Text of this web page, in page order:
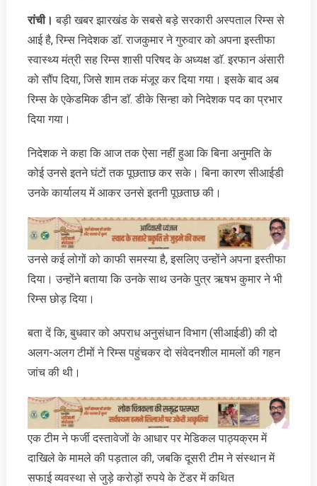
रांची। बड़ी खबर झारखंड के सबसे बड़े सरकारी अस्पताल रिम्स से
आई है, रिम्स निदेशक डाॅ. राजकुमार ने गुरुवार को अपना इस्तीफा
स्वास्थ्य मंत्री सह रिम्स शासी परिषद के अध्यक्ष डाॅ. इरफान अंसारी
को सौंप दिया, जिसे शाम तक मंजूर कर दिया गया। इसके बाद अब
रिम्स के एकेडमिक डीन डाॅ. डीके सिन्हा को निदेशक पद का प्रभार
दिया गया।
निदेशक ने कहा कि आज तक ऐसा नहीं हुआ कि बिना अनुमति के
कोई उनसे इतने घंटों तक पूछताछ कर सके। बिना कारण सीआईडी
उनके कार्यालय में आकर उनसे इतनी पूछताछ की।
उनसे कई लोगों को काफी समस्या है, इसलिए उन्होंने अपना इस्तीफा
दिया। उन्होंने बताया कि उनके साथ उनके पुत्र ऋषभ कुमार ने भी
रिम्स छोड़ दिया।
बता दें कि, बुधवार को अपराध अनुसंधान विभाग (सीआईडी) की दो
अलग-अलग टीमों ने रिम्स पहुंचकर दो संवेदनशील मामलों की गहन
जांच की थी।
एक टीम ने फर्जी दस्तावेजों के आधार पर मेडिकल पाठ्यक्रम में
दाखिले के मामले की पड़ताल की, जबकि दूसरी टीम ने संस्थान में
सफाई व्यवस्था से जुड़े करोड़ों रुपये के टेंडर में कथित